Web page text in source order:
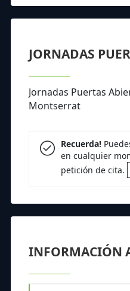
JORNADAS
Jornadas Puertas
Montserrat
Recuerda!
en cualquier
petición de cita.
INFORMACIÓN